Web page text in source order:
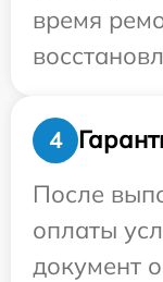
время
4
После
оплаты
документ